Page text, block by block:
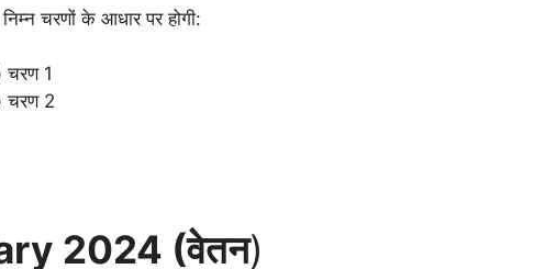
चरणों के आधार पर होगी:
चरण 1
चरण 2
2024 (वेतन)